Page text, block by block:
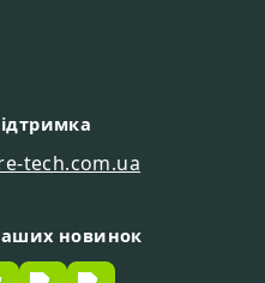
tech.com.ua
новинок